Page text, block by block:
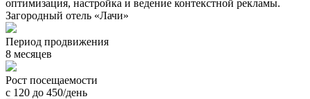
оптимизация, настройка и ведение контекстной рекламы.
Загородный отель «Лачи»
Период продвижения
8 месяцев
Рост посещаемости
с 120 до 450/день